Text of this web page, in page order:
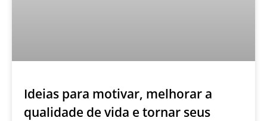
Ideias para motivar, melhorar a
qualidade de vida e tornar seus